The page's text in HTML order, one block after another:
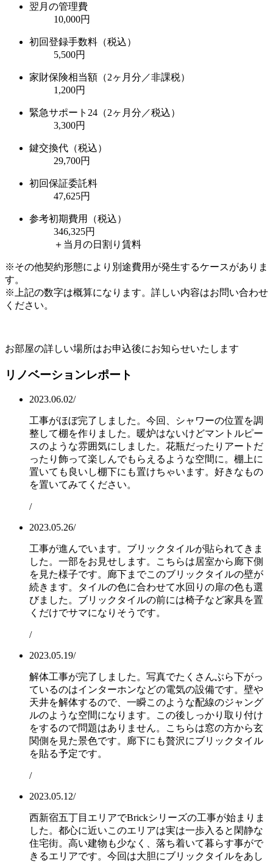
翌月の管理費
10,000円
初回登録手数料（税込）
5,500円
家財保険相当額（2ヶ月分／非課税）
1,200円
緊急サポート24（2ヶ月分／税込）
3,300円
鍵交換代（税込）
29,700円
初回保証委託料
47,625円
参考初期費用（税込）
346,325円
＋当月の日割り賃料
※その他契約形態により別途費用が発生するケースがありま
す。
※上記の数字は概算になります。詳しい内容はお問い合わせ
ください。
お部屋の詳しい場所はお申込後にお知らせいたします
リノベーションレポート
2023.06.02/
工事がほぼ完了しました。今回、シャワーの位置を調
整して棚を作りました。暖炉はないけどマントルピー
スのような雰囲気にしました。花瓶だったりアートだ
ったり飾って楽しんでもらえるような空間に。棚上に
置いても良いし棚下にも置けちゃいます。好きなもの
を置いてみてください。
/
2023.05.26/
工事が進んでいます。ブリックタイルが貼られてきま
した。一部をお見せします。こちらは居室から廊下側
を見た様子です。廊下までこのブリックタイルの壁が
続きます。タイルの色に合わせて水回りの扉の色も選
びました。ブリックタイルの前には椅子など家具を置
くだけでサマになりそうです。
/
2023.05.19/
解体工事が完了しました。写真でたくさんぶら下がっ
ているのはインターホンなどの電気の設備です。壁や
天井を解体するので、一瞬このような配線のジャング
ルのような空間になります。この後しっかり取り付け
をするので問題はありません。こちらは窓の方から玄
関側を見た景色です。廊下にも贅沢にブリックタイル
を貼る予定です。
/
2023.05.12/
西新宿五丁目エリアでBrickシリーズの工事が始まりま
した。都心に近いこのエリアは実は一歩入ると閑静な
住宅街。高い建物も少なく、落ち着いて暮らす事がで
きるエリアです。今回は大胆にブリックタイルをあし